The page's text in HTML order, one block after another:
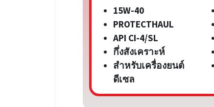
15W-40
PROTECTHAUL
API CI-4/SL
กึ่งสังเคราะห์
สำหรับเครื่องยนต์
ดีเซล